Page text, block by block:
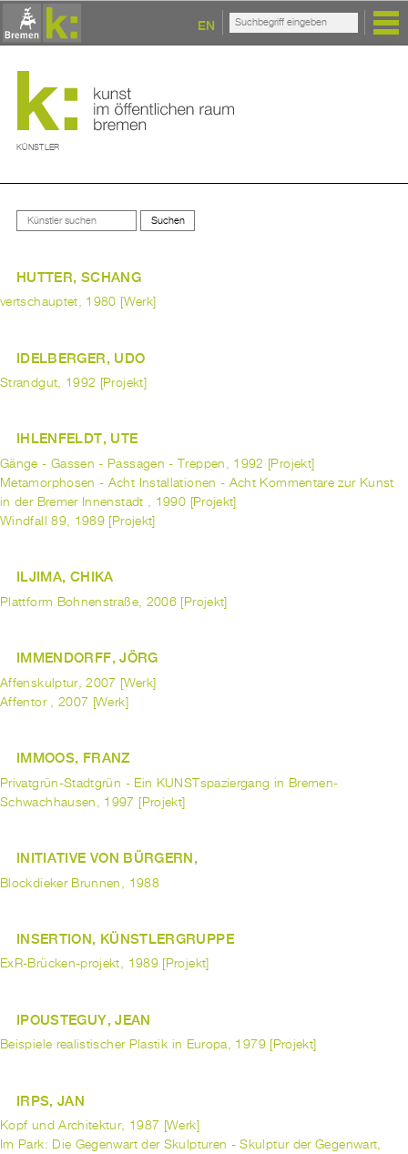
EN
KÜNSTLER
HUTTER, SCHANG
vertschauptet, 1980 [Werk]
IDELBERGER, UDO
Strandgut, 1992 [Projekt]
IHLENFELDT, UTE
Gänge - Gassen - Passagen - Treppen, 1992 [Projekt]
Metamorphosen - Acht Installationen - Acht Kommentare zur Kunst
in der Bremer Innenstadt , 1990 [Projekt]
Windfall 89, 1989 [Projekt]
ILJIMA, CHIKA
Plattform Bohnenstraße, 2006 [Projekt]
IMMENDORFF, JÖRG
Affenskulptur, 2007 [Werk]
Affentor , 2007 [Werk]
IMMOOS, FRANZ
Privatgrün-Stadtgrün - Ein KUNSTspaziergang in Bremen-
Schwachhausen, 1997 [Projekt]
INITIATIVE VON BÜRGERN,
Blockdieker Brunnen, 1988
INSERTION, KÜNSTLERGRUPPE
ExR-Brücken-projekt, 1989 [Projekt]
IPOUSTEGUY, JEAN
Beispiele realistischer Plastik in Europa, 1979 [Projekt]
IRPS, JAN
Kopf und Architektur, 1987 [Werk]
Im Park: Die Gegenwart der Skulpturen - Skulptur der Gegenwart,